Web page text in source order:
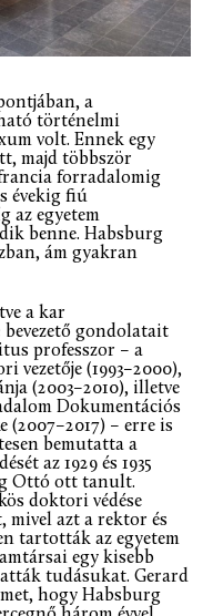
a
történelmi
volt. Ennek egy
majd többször
francia forradalomig
évekig fiú
az egyetem
benne. Habsburg
ám gyakran
a kar
bevezető gondolatait
professzor – a
vezetője (1993–2000),
(2003–2010), illetve
Dokumentációs
– erre is
bemutatta a
az 1929 és 1935
Ottó ott tanult.
doktori védése
mivel azt a rektor és
tartották az egyetem
egy kisebb
tudásukat. Gerard
hogy Habsburg